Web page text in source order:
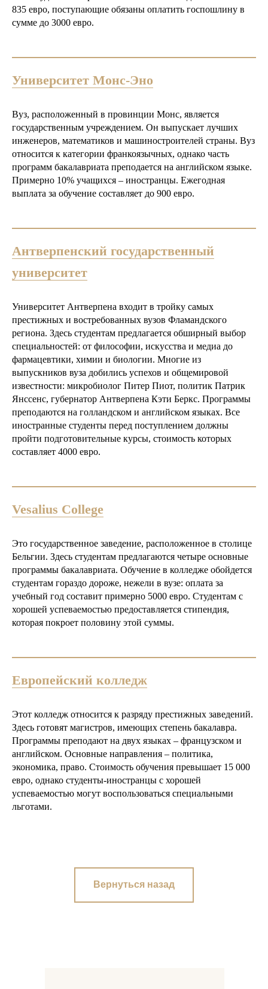
835 евро, поступающие обязаны оплатить госпошлину в
сумме до 3000 евро.
Университет Монс-Эно
Вуз, расположенный в провинции Монс, является
государственным учреждением. Он выпускает лучших
инженеров, математиков и машиностроителей страны. Вуз
относится к категории франкоязычных, однако часть
программ бакалавриата преподается на английском языке.
Примерно 10% учащихся – иностранцы. Ежегодная
выплата за обучение составляет до 900 евро.
Антверпенский государственный
университет
Университет Антверпена входит в тройку самых
престижных и востребованных вузов Фламандского
региона. Здесь студентам предлагается обширный выбор
специальностей: от философии, искусства и медиа до
фармацевтики, химии и биологии. Многие из
выпускников вуза добились успехов и общемировой
известности: микробиолог Питер Пиот, политик Патрик
Янссенс, губернатор Антверпена Кэти Беркс. Программы
преподаются на голландском и английском языках. Все
иностранные студенты перед поступлением должны
пройти подготовительные курсы, стоимость которых
составляет 4000 евро.
Vesalius College
Это государственное заведение, расположенное в столице
Бельгии. Здесь студентам предлагаются четыре основные
программы бакалавриата. Обучение в колледже обойдется
студентам гораздо дороже, нежели в вузе: оплата за
учебный год составит примерно 5000 евро. Студентам с
хорошей успеваемостью предоставляется стипендия,
которая покроет половину этой суммы.
Европейский колледж
Этот колледж относится к разряду престижных заведений.
Здесь готовят магистров, имеющих степень бакалавра.
Программы преподают на двух языках – французском и
английском. Основные направления – политика,
экономика, право. Стоимость обучения превышает 15 000
евро, однако студенты-иностранцы с хорошей
успеваемостью могут воспользоваться специальными
льготами.
Вернуться назад